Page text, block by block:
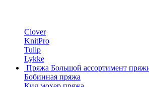
Clover
KnitPro
Tulip
Lykke
Пряжа Большой ассортимент
Бобинная пряжа